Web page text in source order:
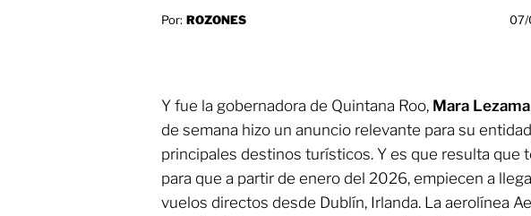
Por: ROZONES 07/
Y fue la gobernadora de Quintana Roo, Mara Lezama
de semana hizo un anuncio relevante para su
principales destinos turísticos. Y es que resulta que
para que a partir de enero del 2026, empiecen a
vuelos directos desde Dublín, Irlanda. La aerolínea